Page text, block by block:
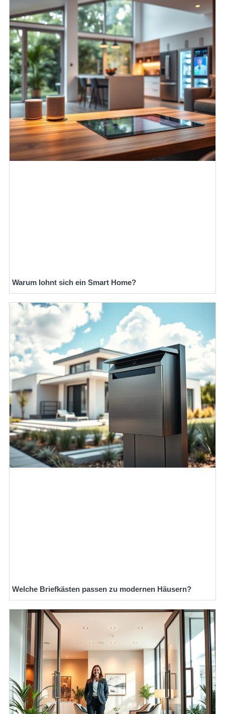
Warum lohnt sich ein Smart Home?
Welche Briefkästen passen zu modernen Häusern?